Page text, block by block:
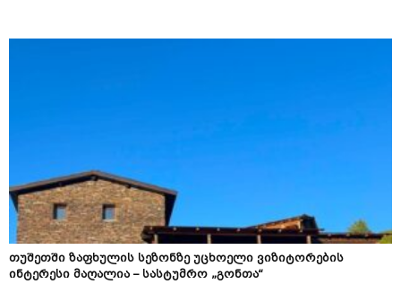
თუშეთში ზაფხულის სეზონზე უცხოელი ვიზიტორების
ინტერესი მაღალია – სასტუმრო „გონთა“